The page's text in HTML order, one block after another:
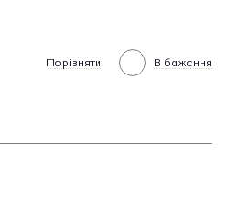
Порівняти В бажання